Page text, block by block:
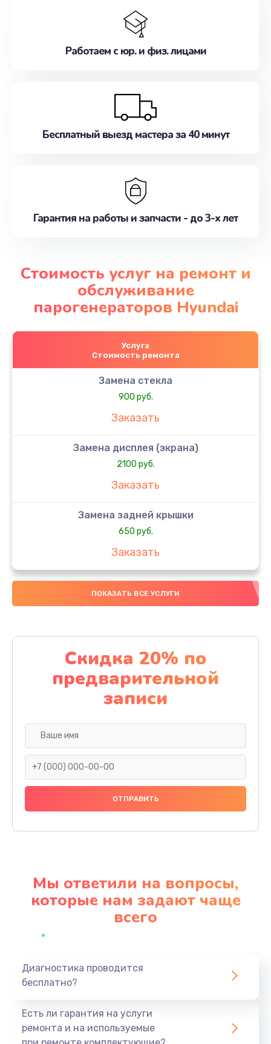
Работаем с юр. и физ. лицами
Бесплатный выезд мастера за 40 минут
Гарантия на работы и запчасти - до 3-х лет
Стоимость услуг на ремонт и
обслуживание
парогенераторов Hyundai
Услуга
Стоимость ремонта
Замена стекла
900 руб.
Заказать
Замена дисплея (экрана)
2100 руб.
Заказать
Замена задней крышки
650 руб.
Заказать
Замена аккумулятора
4000 руб.
Замена материнской платы
1100 руб.
Заказать
Замена праймера
1000 руб.
Заказать
Профилактическая чистка
Заказать
ПОКАЗАТЬ ВСЕ УСЛУГИ
Скидка 20% по
предварительной
записи
Мы ответили на вопросы,
которые нам задают чаще
всего
Диагностика проводится
бесплатно?
Есть ли гарантия на услуги
ремонта и на используемые